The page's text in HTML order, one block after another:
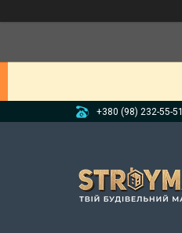
+380 (98) 232-55-51